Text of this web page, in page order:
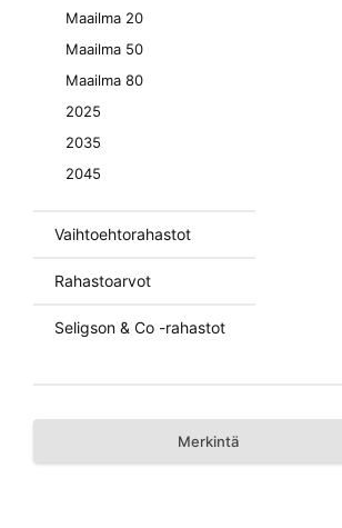
Maailma 20
Maailma 50
Maailma 80
2025
2035
2045
Vaihtoehtorahastot
Rahastoarvot
Seligson & Co -rahastot
Merkintä